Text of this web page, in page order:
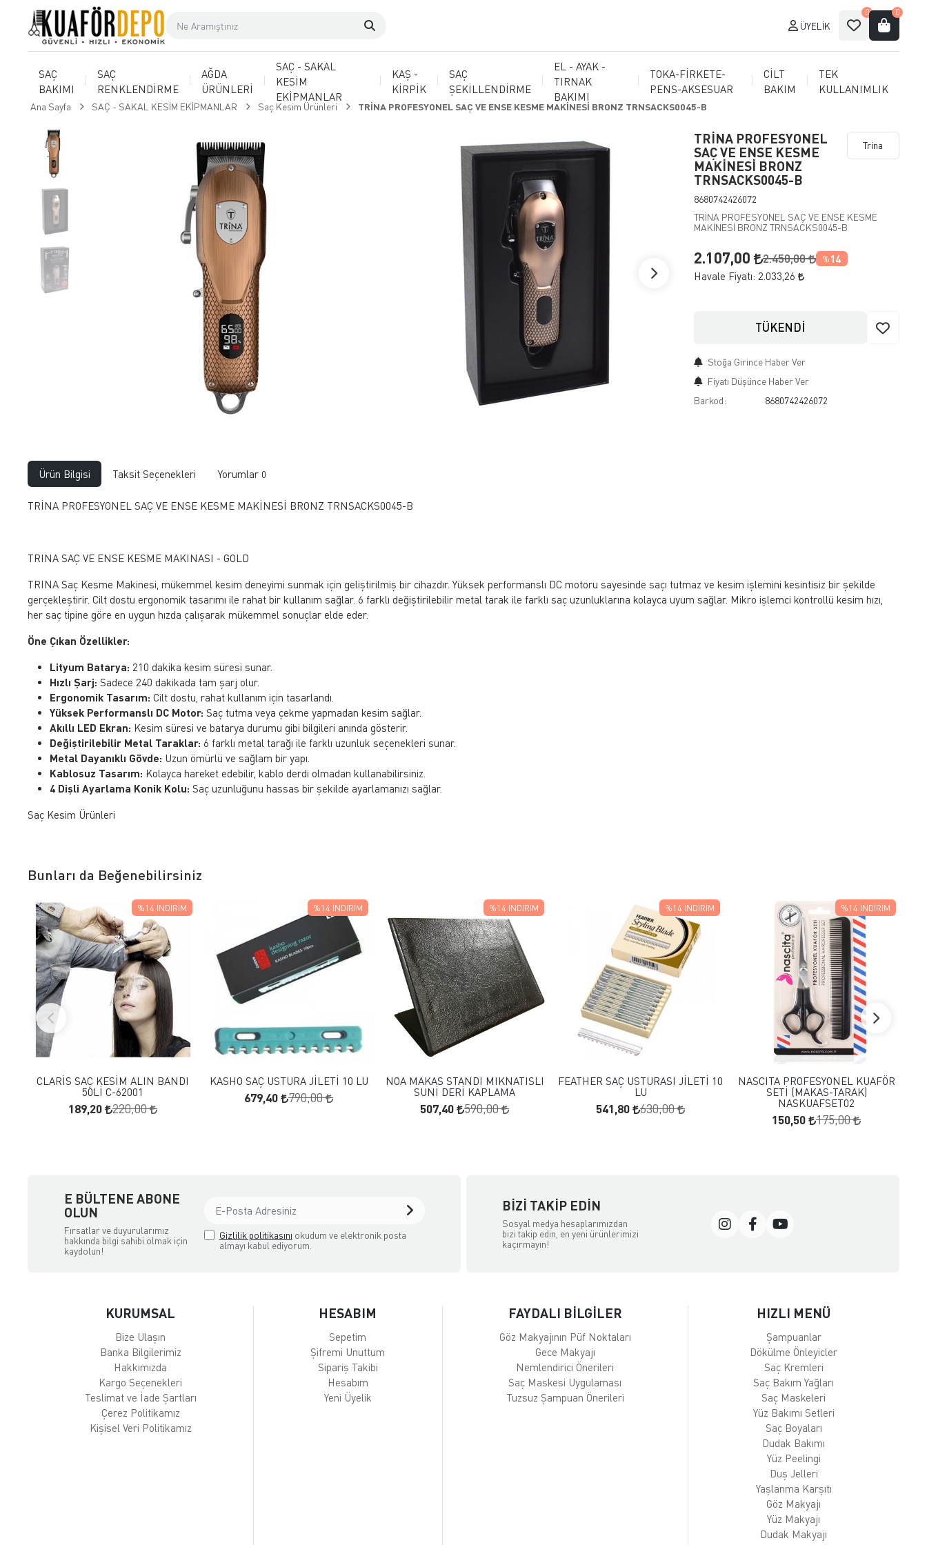
ÜYELIK
0 0
SAÇ
BAKIMI
SAÇ
RENKLENDİRME
AĞDA
ÜRÜNLERİ
SAÇ - SAKAL
KESİM
EKİPMANLAR
KAŞ -
KİRPİK
SAÇ
ŞEKİLLENDİRME
EL - AYAK -
TIRNAK
BAKIMI
TOKA-FİRKETE-
PENS-AKSESUAR
CİLT
BAKIM
TEK
KULLANIMLIK
Ana Sayfa SAÇ - SAKAL KESİM EKİPMANLAR Saç Kesim Ürünleri TRİNA PROFESYONEL SAÇ VE ENSE KESME MAKİNESİ BRONZ TRNSACKS0045-B
TRİNA PROFESYONEL
SAÇ VE ENSE KESME
MAKİNESİ BRONZ
TRNSACKS0045-B
8680742426072
Trina
TRİNA PROFESYONEL SAÇ VE ENSE KESME
MAKİNESİ BRONZ TRNSACKS0045-B
2.107,00 2.450,00 % 14
Havale Fiyatı: 2.033,26
TÜKENDİ
Stoğa Girince Haber Ver
Fiyatı Düşünce Haber Ver
Barkod:
8680742426072
Ürün Bilgisi Taksit Seçenekleri Yorumlar 0
TRİNA PROFESYONEL SAÇ VE ENSE KESME MAKİNESİ BRONZ TRNSACKS0045-B
TRINA SAÇ VE ENSE KESME MAKINASI - GOLD
TRINA Saç Kesme Makinesi, mükemmel kesim deneyimi sunmak için geliştirilmiş bir cihazdır. Yüksek performanslı DC motoru sayesinde saçı tutmaz ve kesim işlemini kesintisiz bir şekilde
gerçekleştirir. Cilt dostu ergonomik tasarımı ile rahat bir kullanım sağlar. 6 farklı değiştirilebilir metal tarak ile farklı saç uzunluklarına kolayca uyum sağlar. Mikro işlemci kontrollü kesim hızı,
her saç tipine göre en uygun hızda çalışarak mükemmel sonuçlar elde eder.
Öne Çıkan Özellikler:
Lityum Batarya: 210 dakika kesim süresi sunar.
Hızlı Şarj: Sadece 240 dakikada tam şarj olur.
Ergonomik Tasarım: Cilt dostu, rahat kullanım için tasarlandı.
Yüksek Performanslı DC Motor: Saç tutma veya çekme yapmadan kesim sağlar.
Akıllı LED Ekran: Kesim süresi ve batarya durumu gibi bilgileri anında gösterir.
Değiştirilebilir Metal Taraklar: 6 farklı metal tarağı ile farklı uzunluk seçenekleri sunar.
Metal Dayanıklı Gövde: Uzun ömürlü ve sağlam bir yapı.
Kablosuz Tasarım: Kolayca hareket edebilir, kablo derdi olmadan kullanabilirsiniz.
4 Dişli Ayarlama Konik Kolu: Saç uzunluğunu hassas bir şekilde ayarlamanızı sağlar.
Saç Kesim Ürünleri
Bunları da Beğenebilirsiniz
FAVORILERE EKLE
SEPETE EKLE
CLARİS SAÇ KESİM ALIN BANDI
50Lİ C-62001
189,20 220,00
%14 İNDIRIM
SEPETE EKLE
KASHO SAÇ USTURA JİLETİ 10 LU
679,40 790,00
%14 İNDIRIM
FAVORILERE EKLE
SEPETE EKLE
NOA MAKAS STANDI MIKNATISLI
SUNİ DERİ KAPLAMA
507,40 590,00
%14 İNDIRIM
FAVORILERE EKLE
SEPETE EKLE
FEATHER SAÇ USTURASI JİLETİ 10
LU
541,80 630,00
%14 İNDIRIM
FAVORILERE EKLE
SEPETE EKLE
NASCITA PROFESYONEL KUAFÖR
SETİ (MAKAS-TARAK)
NASKUAFSET02
150,50 175,00
%14 İNDIRIM
E BÜLTENE ABONE
OLUN
Fırsatlar ve duyurularımız
hakkında bilgi sahibi olmak için
kaydolun!
Gizlilik politikasını okudum ve elektronik posta
almayı kabul ediyorum.
BIZI TAKIP EDIN
Sosyal medya hesaplarımızdan
bizi takip edin, en yeni ürünlerimizi
kaçırmayın!
KURUMSAL
Bize Ulaşın
Banka Bilgilerimiz
Hakkımızda
Kargo Seçenekleri
Teslimat ve İade Şartları
Çerez Politikamız
Kişisel Veri Politikamız
HESABIM
Sepetim
Şifremi Unuttum
Sipariş Takibi
Hesabım
Yeni Üyelik
FAYDALI BİLGİLER
Göz Makyajının Püf Noktaları
Gece Makyajı
Nemlendirici Önerileri
Saç Maskesi Uygulaması
Tuzsuz Şampuan Önerileri
HIZLI MENÜ
Şampuanlar
Dökülme Önleyicler
Saç Kremleri
Saç Bakım Yağları
Saç Maskeleri
Yüz Bakımı Setleri
Saç Boyaları
Dudak Bakımı
Yüz Peelingi
Duş Jelleri
Yaşlanma Karşıtı
Göz Makyajı
Yüz Makyajı
Dudak Makyajı